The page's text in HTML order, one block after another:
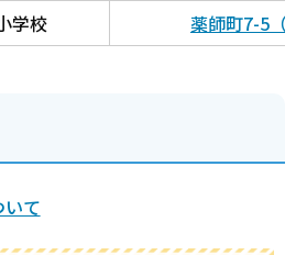
学校 薬師町7-5（
て